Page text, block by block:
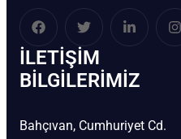
İLETIŞIM
BİLGILERIMIZ
Bahçıvan, Cumhuriyet Cd.